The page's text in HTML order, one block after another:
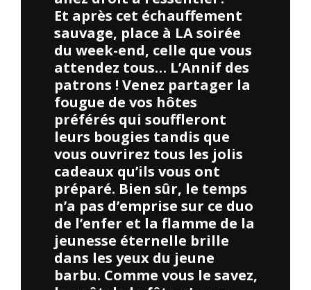
Et après cet échauffement
sauvage, place à LA soirée
du week-end, celle que vous
attendez tous… L’Annif des
patrons ! Venez partager la
fougue de vos hôtes
préférés qui souffleront
leurs bougies tandis que
vous ouvrirez tous les jolis
cadeaux qu’ils vous ont
préparé. Bien sûr, le temps
n’a pas d’emprise sur ce duo
de l’enfer et la flamme de la
jeunesse éternelle brille
dans les yeux du jeune
barbu. Comme vous le savez,